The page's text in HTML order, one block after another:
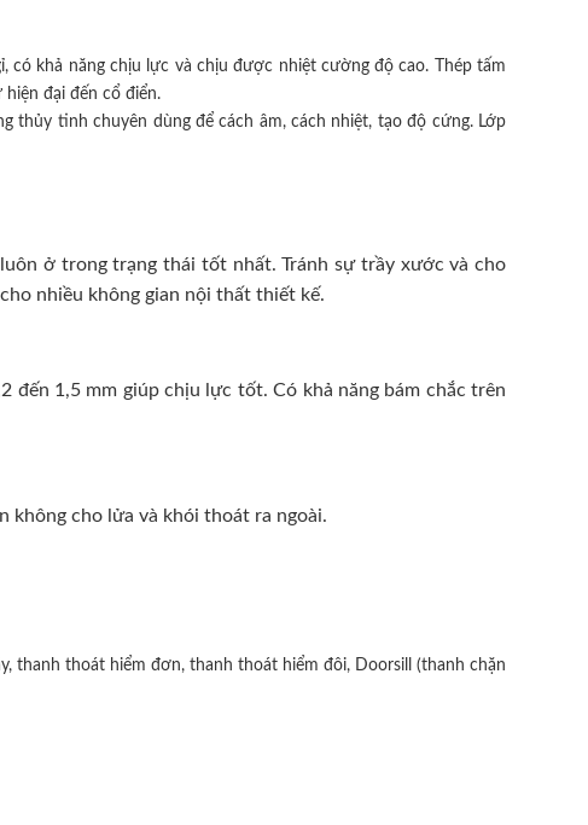
khả năng chịu lực và chịu được nhiệt cường độ cao. Thép tấm
đại đến cổ điển.
thủy tinh chuyên dùng để cách âm, cách nhiệt, tạo độ cứng. Lớp
ở trong trạng thái tốt nhất. Tránh sự trầy xước và cho
nhiều không gian nội thất thiết kế.
1,5 mm giúp chịu lực tốt. Có khả năng bám chắc trên
không cho lửa và khói thoát ra ngoài.
thanh thoát hiểm đơn, thanh thoát hiểm đôi, Doorsill (thanh chặn